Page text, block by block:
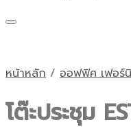
หน้าหลัก / ออฟฟิศ เฟอร์นิ
โต๊ะประชุม